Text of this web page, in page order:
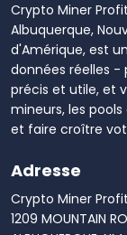
Crypto Miner
Albuquerque,
d'Amérique, est
données réelles -
précis et utile, et
mineurs, les
et faire croître
Adresse
Crypto Miner Profit
1209 MOUNTAIN